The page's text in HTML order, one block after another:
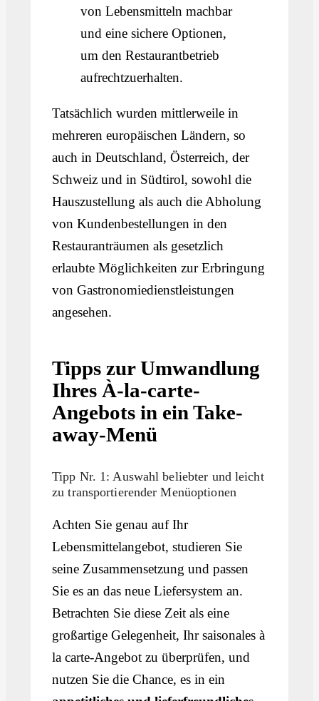
von Lebensmitteln machbar
und eine sichere Optionen,
um den Restaurantbetrieb
aufrechtzuerhalten.
Tatsächlich wurden mittlerweile in
mehreren europäischen Ländern, so
auch in Deutschland, Österreich, der
Schweiz und in Südtirol, sowohl die
Hauszustellung als auch die Abholung
von Kundenbestellungen in den
Restauranträumen als gesetzlich
erlaubte Möglichkeiten zur Erbringung
von Gastronomiedienstleistungen
angesehen.
Tipps zur Umwandlung
Ihres À-la-carte-
Angebots in ein Take-
away-Menü
Tipp Nr. 1: Auswahl beliebter und leicht
zu transportierender Menüoptionen
Achten Sie genau auf Ihr
Lebensmittelangebot, studieren Sie
seine Zusammensetzung und passen
Sie es an das neue Liefersystem an.
Betrachten Sie diese Zeit als eine
großartige Gelegenheit, Ihr saisonales à
la carte-Angebot zu überprüfen, und
nutzen Sie die Chance, es in ein